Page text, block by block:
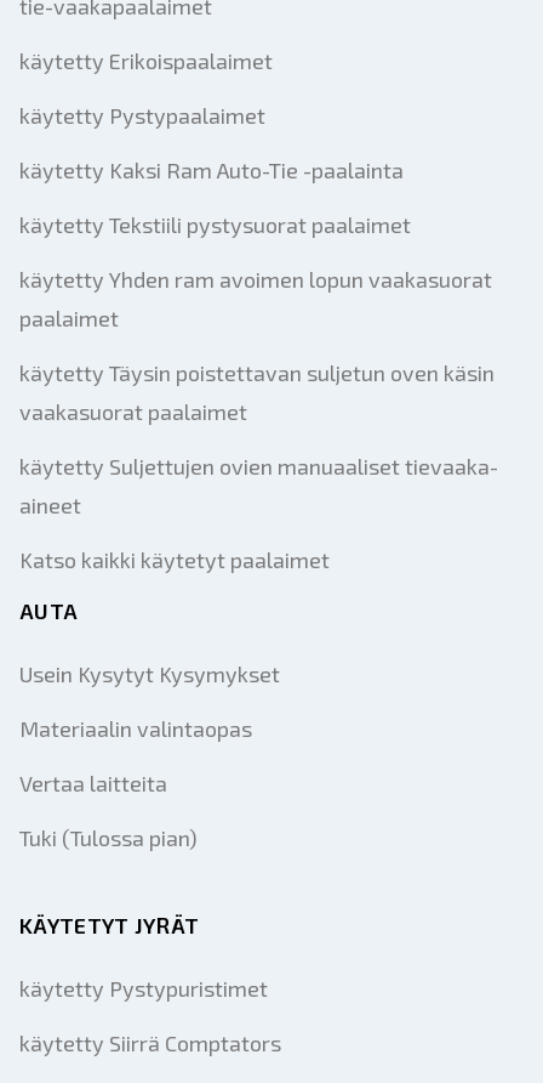
tie-vaakapaalaimet
käytetty Erikoispaalaimet
käytetty Pystypaalaimet
käytetty Kaksi Ram Auto-Tie -paalainta
käytetty Tekstiili pystysuorat paalaimet
käytetty Yhden ram avoimen lopun vaakasuorat
paalaimet
käytetty Täysin poistettavan suljetun oven käsin
vaakasuorat paalaimet
käytetty Suljettujen ovien manuaaliset tievaaka-
aineet
Katso kaikki käytetyt paalaimet
AUTA
Usein Kysytyt Kysymykset
Materiaalin valintaopas
Vertaa laitteita
Tuki (Tulossa pian)
KÄYTETYT JYRÄT
käytetty Pystypuristimet
käytetty Siirrä Comptators